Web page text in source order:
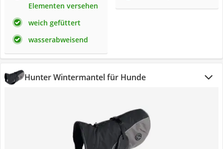
Elementen versehen
weich gefüttert
wasserabweisend
Hunter Wintermantel für Hunde